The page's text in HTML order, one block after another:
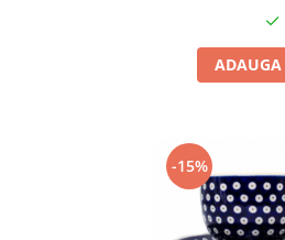
ADAUGA
-15%